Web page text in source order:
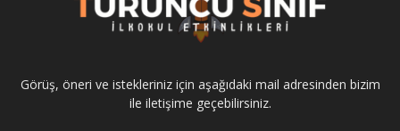
Görüş, öneri ve istekleriniz için aşağıdaki mail adresinden bizim
ile iletişime geçebilirsiniz.